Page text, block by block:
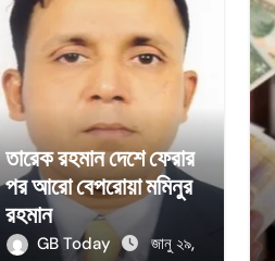
তারেক রহমান দেশে ফেরার
পর আরো বেপরোয়া মমিনুর
রহমান
GB Today
জানু ২৯,